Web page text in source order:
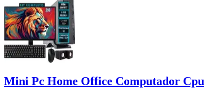
Mini Pc Home Office Computador Cpu